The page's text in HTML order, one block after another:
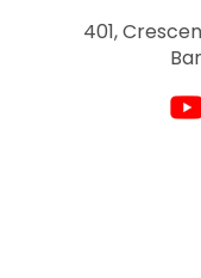
401,